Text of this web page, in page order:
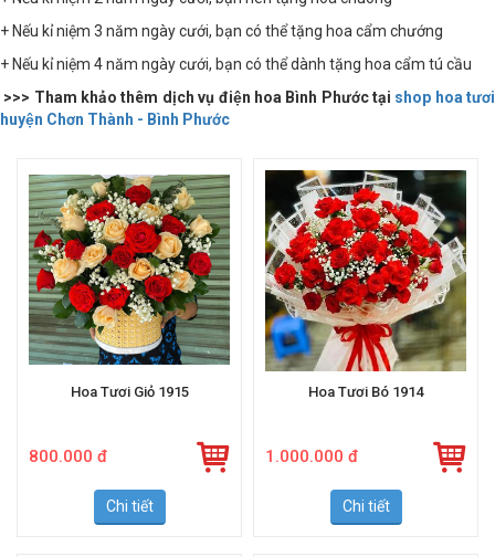
+ Nếu kỉ niệm 2 năm ngày cưới, bạn nên tặng hoa chuông
+ Nếu kỉ niệm 3 năm ngày cưới, bạn có thể tặng hoa cẩm chướng
+ Nếu kỉ niệm 4 năm ngày cưới, bạn có thể dành tặng hoa cẩm tú cầu
>>> Tham khảo thêm dịch vụ điện hoa Bình Phước tại
shop hoa tươi
huyện Chơn Thành - Bình Phước
Chi tiết Chi tiết